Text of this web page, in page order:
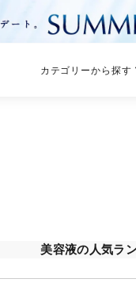
カテゴリーから探す
美容液の人気ラ